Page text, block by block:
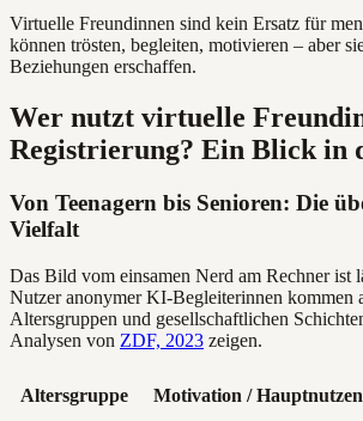
Virtuelle Freundinnen sind kein Ersatz für
können trösten, begleiten, motivieren – aber
Beziehungen erschaffen.
Wer nutzt virtuelle
Registrierung? Ein Blick in
Von Teenagern bis Senioren: Die
Vielfalt
Das Bild vom einsamen Nerd am Rechner ist
Nutzer anonymer KI-Begleiterinnen kommen
Altersgruppen und gesellschaftlichen
Analysen von ZDF, 2023 zeigen.
Altersgruppe Motivation / Hauptnutzen